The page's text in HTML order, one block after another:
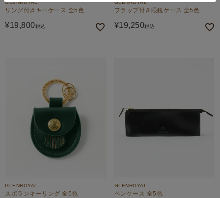
GLENROYAL
リング付きキーケース 全5色
¥19,800税込
GLENROYAL
フラップ付き眼鏡ケース 全5色
¥19,250税込
GLENROYAL
スポランキーリング 全5色
GLENROYAL
ペンケース 全5色